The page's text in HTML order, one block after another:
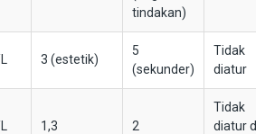
tindakan)
3 (estetik)
5
(sekunder)
Tidak
diatur
1,3 2
Tidak
diatur di